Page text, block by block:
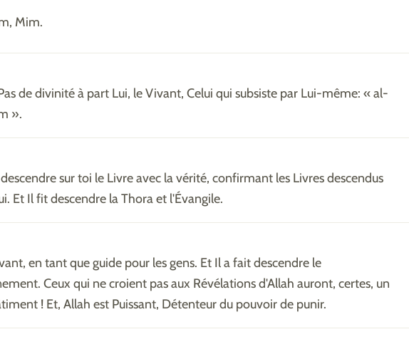
Mim.
de divinité à part Lui, le Vivant, Celui qui subsiste par Lui-même: « al-
».
sur toi le Livre avec la vérité, confirmant les Livres descendus
Et Il fit descendre la Thora et l'Évangile.
en tant que guide pour les gens. Et Il a fait descendre le
Ceux qui ne croient pas aux Révélations d'Allah auront, certes, un
! Et, Allah est Puissant, Détenteur du pouvoir de punir.